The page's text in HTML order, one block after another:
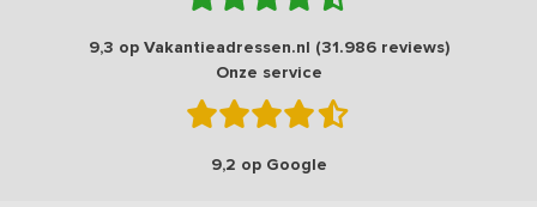
9,3 op Vakantieadressen.nl (31.986 reviews)
Onze service
9,2 op Google